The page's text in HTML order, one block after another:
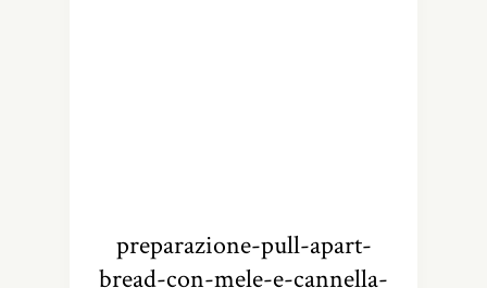
preparazione-pull-apart-
bread-con-mele-e-cannella-